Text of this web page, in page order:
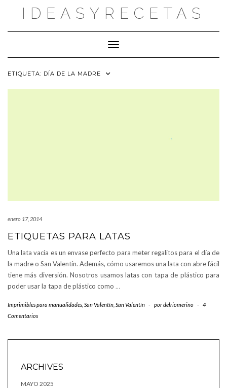
IDEASYRECETAS
Cambiar modo de navegación
ETIQUETA: DÍA DE LA MADRE
enero 17, 2014
ETIQUETAS PARA LATAS
Una lata vacía es un envase perfecto para meter regalitos para el día de
la madre o San Valentín. Además, cómo usaremos una lata con abre fácil
tiene más diversión. Nosotros usamos latas con tapa de plástico para
poder usar la tapa de plástico como …
Imprimibles para manualidades San Valentín San Valentín - pordelriomerino -
4
Comentarios
ARCHIVES
MAYO 2025